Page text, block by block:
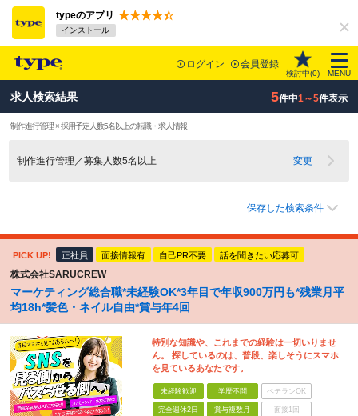
typeのアプリ
インストール
ログイン 会員登録
検討中(0) MENU
求人検索結果 5件中1～5件表示
制作進行管理 × 採用予定人数5名以上の転職・求人情報
制作進行管理／募集人数5名以上 変更
保存した検索条件
PICK UP! 正社員 面接情報有 自己PR不要 話を聞きたい応募可
株式会社SARUCREW
マーケティング総合職*未経験OK*3年目で年収900万円も*残業月平
均18h*髪色・ネイル自由*賞与年4回
特別な知識や、これまでの経験は一切いりませ
ん。 探しているのは、普段、楽しそうにスマホ
を見ているあなたです。
未経験歓迎 学歴不問 ベテランOK
完全週休2日 賞与複数月 面接1回